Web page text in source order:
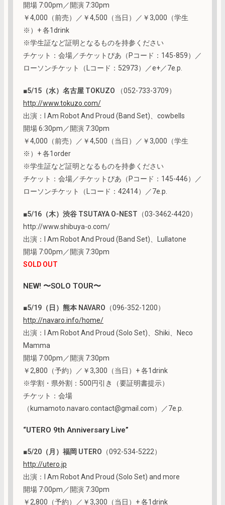
開場 7:00pm／開演 7:30pm
￥4,000（前売）／￥4,500（当日）／￥3,000（学生
※）+ 各1drink
※学生証など証明となるものを持参ください
チケット：会場／チケットぴあ（Pコード：145-859）／
ローソンチケット（Lコード：52973）／e+／7e.p.
■5/15（水）名古屋 TOKUZO （052-733-3709）
http://www.tokuzo.com/
出演：I Am Robot And Proud (Band Set)、cowbells
開場 6:30pm／開演 7:30pm
￥4,000（前売）／￥4,500（当日）／￥3,000（学生
※）+ 各1order
※学生証など証明となるものを持参ください
チケット：会場／チケットぴあ（Pコード：145-446）／
ローソンチケット（Lコード：42414）／7e.p.
■5/16（木）渋谷 TSUTAYA O-NEST （03-3462-4420）
http://www.shibuya-o.com/
出演：I Am Robot And Proud (Band Set)、Lullatone
開場 7:00pm／開演 7:30pm
SOLD OUT
NEW! 〜SOLO TOUR〜
■5/19（日）熊本 NAVARO （096-352-1200）
http://navaro.info/home/
出演：I Am Robot And Proud (Solo Set)、Shiki、Neco
Mamma
開場 7:00pm／開演 7:30pm
￥2,800（予約）／￥3,300（当日）+ 各1drink
※学割・県外割：500円引き（要証明書提示）
チケット：会場
（kumamoto.navaro.contact@gmail.com）／7e.p.
“UTERO 9th Anniversary Live”
■5/20（月）福岡 UTERO （092-534-5222）
http://utero.jp
出演：I Am Robot And Proud (Solo Set) and more
開場 7:00pm／開演 7:30pm
￥2,800（予約）／￥3,300（当日）+ 各1drink